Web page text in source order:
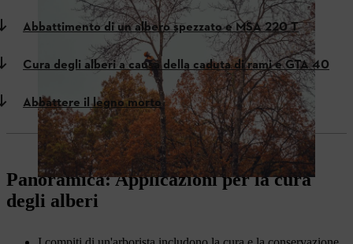
Abbattimento di un albero spezzato e MSA 220 T
Cura degli alberi a causa della caduta di rami e GTA 40
Abbattere il legno morto
Panoramica: Applicazioni per la cura
degli alberi